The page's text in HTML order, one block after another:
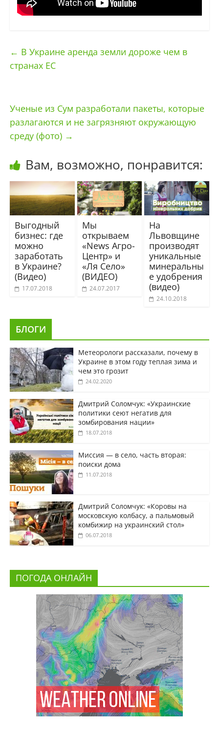
← В Украине аренда земли дороже чем в
странах ЕС
Ученые из Сум разработали пакеты, которые
разлагаются и не загрязняют окружающую
среду (фото) →
Вам, возможно, понравится:
Выгодный
бизнес: где
можно
заработать
в Украине?
(Видео)
17.07.2018
Мы
открываем
«News Агро-
Центр» и
«Ля Село»
(ВИДЕО)
24.07.2017
На
Львовщине
производят
уникальные
минеральны
е удобрения
(видео)
24.10.2018
БЛОГИ
Метеорологи рассказали, почему в
Украине в этом году теплая зима и
чем это грозит
24.02.2020
Дмитрий Соломчук: «Украинские
политики сеют негатив для
зомбирования нации»
18.07.2018
Миссия — в село, часть вторая:
поиски дома
11.07.2018
Дмитрий Соломчук: «Коровы на
московскую колбасу, а пальмовый
комбижир на украинский стол»
06.07.2018
ПОГОДА ОНЛАЙН